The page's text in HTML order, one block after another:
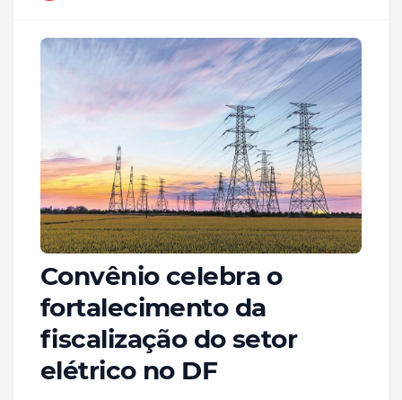
Convênio celebra o
fortalecimento da
fiscalização do setor
elétrico no DF